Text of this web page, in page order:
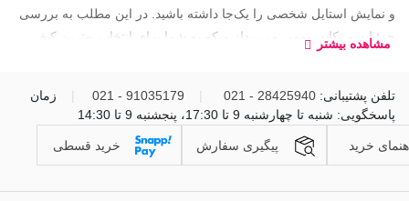
و نمایش استایل شخصی را یک‌جا داشته باشید. در این مطلب به بررسی
جزئیات و نکات مهمی می‌پردازیم که به شما برای انتخاب بهترین کیف
مشاهده بیشتر
تلفن پشتیبانی: 28425940 - 021
91035179 - 021
زمان
پاسخگویی: شنبه تا چهارشنبه 9 تا 17:30، پنجشنبه 9 تا 14:30
خرید پیگیری سفارش خرید قسطی